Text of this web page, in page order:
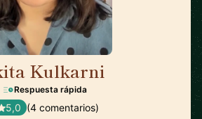
Kulkarni
Respuesta rápida
5,0 (4 comentarios)